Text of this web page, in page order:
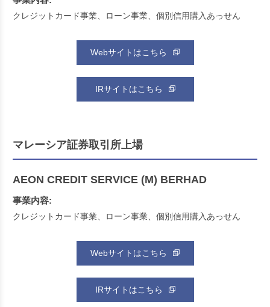
クレジットカード事業、ローン事業、個別信用購入あっせん
Webサイトはこちら
IRサイトはこちら
マレーシア証券取引所上場
AEON CREDIT SERVICE (M) BERHAD
事業内容:
クレジットカード事業、ローン事業、個別信用購入あっせん
Webサイトはこちら
IRサイトはこちら